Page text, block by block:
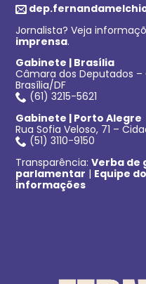
Jornalista? Veja
imprensa.
Gabinete | Brasília
Câmara dos Deputados –
Brasília/DF
(61) 3215-5621
Gabinete | Porto Alegre
Rua Sofia Veloso, 71 –
(51) 3110-9150
Transparência:Verba de
parlamentar | Equipe
informações